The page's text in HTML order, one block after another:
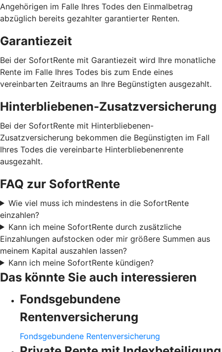
Angehörigen im Falle Ihres Todes den Einmalbetrag
abzüglich bereits gezahlter garantierter Renten.
Garantiezeit
Bei der SofortRente mit Garantiezeit wird Ihre monatliche
Rente im Falle Ihres Todes bis zum Ende eines
vereinbarten Zeitraums an Ihre Begünstigten ausgezahlt.
Hinterbliebenen-Zusatzversicherung
Bei der SofortRente mit Hinterbliebenen-
Zusatzversicherung bekommen die Begünstigten im Fall
Ihres Todes die vereinbarte Hinterbliebenenrente
ausgezahlt.
FAQ zur SofortRente
Wie viel muss ich mindestens in die SofortRente
einzahlen?
Kann ich meine SofortRente durch zusätzliche
Einzahlungen aufstocken oder mir größere Summen aus
meinem Kapital auszahlen lassen?
Kann ich meine SofortRente kündigen?
Das könnte Sie auch interessieren
Fondsgebundene
Rentenversicherung
Fondsgebundene Rentenversicherung